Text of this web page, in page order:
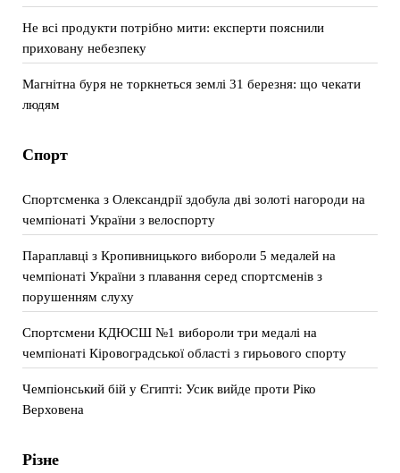
Не всі продукти потрібно мити: експерти пояснили
приховану небезпеку
Магнітна буря не торкнеться землі 31 березня: що чекати
людям
Спорт
Спортсменка з Олександрії здобула дві золоті нагороди на
чемпіонаті України з велоспорту
Параплавці з Кропивницького вибороли 5 медалей на
чемпіонаті України з плавання серед спортсменів з
порушенням слуху
Спортсмени КДЮСШ №1 вибороли три медалі на
чемпіонаті Кіровоградської області з гирьового спорту
Чемпіонський бій у Єгипті: Усик вийде проти Ріко
Верховена
Різне